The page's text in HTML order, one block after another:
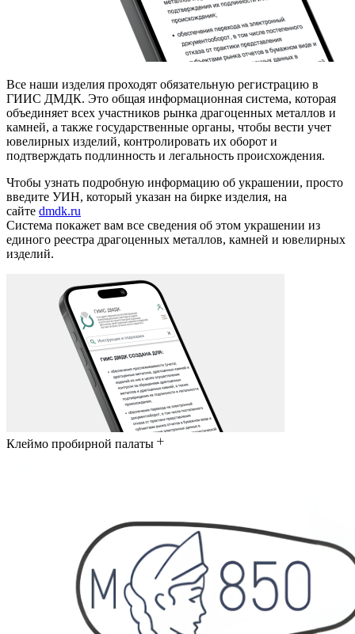
Все наши изделия проходят обязательную регистрацию в
ГИИС ДМДК. Это общая информационная система, которая
объединяет всех участников рынка драгоценных металлов и
камней, а также государственные органы, чтобы вести учет
ювелирных изделий, контролировать их оборот и
подтверждать подлинность и легальность происхождения.
Чтобы узнать подробную информацию об украшении, просто
введите УИН, который указан на бирке изделия, на
сайте dmdk.ru
Система покажет вам все сведения об этом украшении из
единого реестра драгоценных металлов, камней и ювелирных
изделий.
Клеймо пробирной палаты